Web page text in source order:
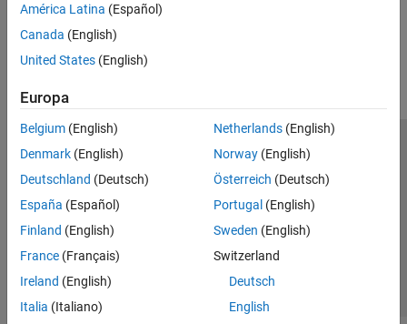
América Latina (Español)
Canada (English)
United States (English)
Europa
Belgium (English)
Denmark (English)
Deutschland (Deutsch)
España (Español)
Finland (English)
France (Français)
Ireland (English)
Italia (Italiano)
Netherlands(English)
Norway(English)
Österreich (Deutsch)
Portugal (English)
Sweden (English)
Switzerland
Deutsch
English
Centro di fiducia
Informativa sulla privacy
Antipirateria
Stato dell'applicazione
Contatti
© 1994-2026 The MathWorks, Inc.